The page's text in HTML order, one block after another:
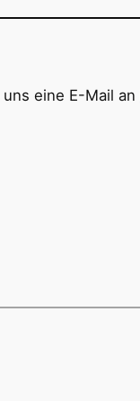
eine E-Mail an